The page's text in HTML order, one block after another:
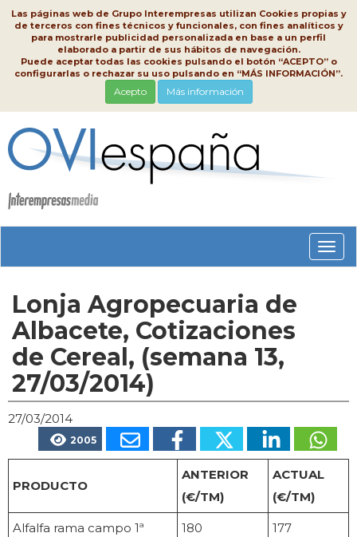
Las páginas web de Grupo Interempresas utilizan Cookies propias y
de terceros con fines técnicos y funcionales, con fines analíticos y
para mostrarle publicidad personalizada en base a un perfil
elaborado a partir de sus hábitos de navegación.
Puede aceptar todas las cookies pulsando el botón “ACEPTO” o
configurarlas o rechazar su uso pulsando en “MÁS INFORMACIÓN”.
Acepto Más información
Lonja Agropecuaria de
Albacete, Cotizaciones
de Cereal, (semana 13,
27/03/2014)
27/03/2014
2005
PRODUCTO
ANTERIOR
(€/TM)
ACTUAL
(€/TM)
Alfalfa rama campo 1ª 180 177